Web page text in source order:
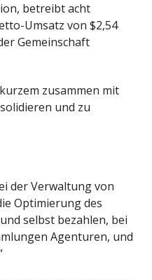
betreibt acht
Umsatz von $2,54
Gemeinschaft
zusammen mit
und zu
der Verwaltung von
Optimierung des
selbst bezahlen, bei
Agenturen, und